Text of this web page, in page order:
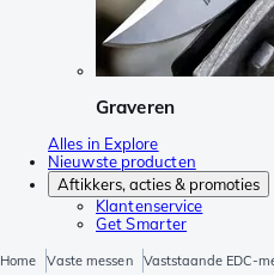
Graveren
Alles in Explore
Nieuwste producten
Aftikkers, acties & promoties
Klantenservice
Get Smarter
Home Vaste messen
Vaststaande EDC-